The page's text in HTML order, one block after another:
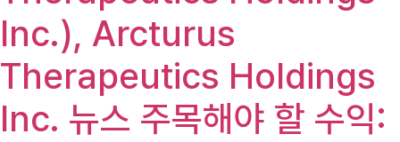
Inc.), Arcturus
Therapeutics Holdings
Inc. 뉴스 주목해야 할 수익: